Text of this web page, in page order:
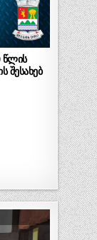
წლის
შესახებ